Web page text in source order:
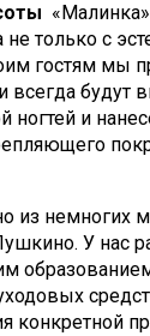
только с
гостям мы
всегда будут
ногтей и
из немногих
У нас
конкретной